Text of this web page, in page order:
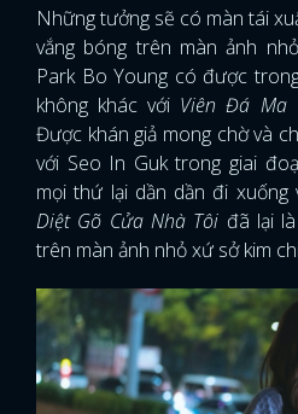
Những tưởng sẽ có màn tái
vắng bóng trên màn ảnh
Park Bo Young có được
không khác với Viên Đá Ma
Được khán giả mong chờ và
với Seo In Guk trong giai
mọi thứ lại dần dần đi xuống
Diệt Gõ Cửa Nhà Tôi đã lại
trên màn ảnh nhỏ xứ sở kim